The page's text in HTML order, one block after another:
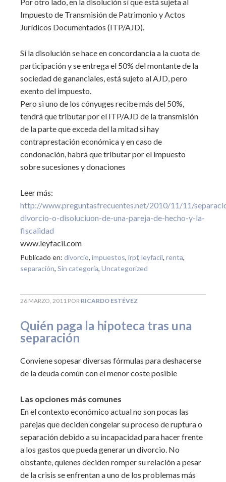
Impuesto de Transmisión de Patrimonio y Actos
Jurídicos Documentados (ITP/AJD).
Si la disolución se hace en concordancia a la cuota de
participación y se entrega el 50% del montante de la
sociedad de gananciales, está sujeto al AJD, pero
exento del impuesto.
Pero si uno de los cónyuges recibe más del 50%,
tendrá que tributar por el ITP/AJD de la transmisión
de la parte que exceda del la mitad si hay
contraprestación económica y en caso de
condonación, habrá que tributar por el impuesto
sobre sucesiones y donaciones
Leer más:
http://www.preguntasfrecuentes.net/2010/11/11/
divorcio-o-disoluciuon-de-una-pareja-de-hecho-y-la-
fiscalidad
www.leyfacil.com
Publicado en: divorcio, impuestos, irpf, leyfacil, renta,
separación, Sin categoría, Uncategorized
26 MARZO, 2011 POR RICARDO ESTÉVEZ
Quién paga la hipoteca tras una
separación
Conviene sopesar diversas fórmulas para deshacerse
de la deuda común con el menor coste posible
Las opciones más comunes
En el contexto económico actual no son pocas las
parejas que deciden congelar su proceso de ruptura o
separación debido a su incapacidad para hacer frente
a los gastos que pueda generar un divorcio. No
obstante, quienes deciden romper su relación a pesar
de la crisis se enfrentan a uno de los problemas más